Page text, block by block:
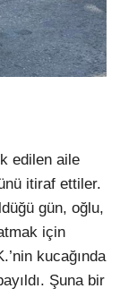
edilen aile
itiraf ettiler.
gün, oğlu,
için
kucağında
Şuna bir